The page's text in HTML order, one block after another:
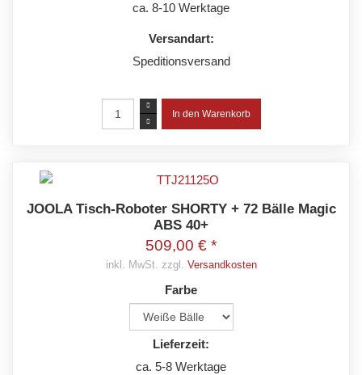
ca. 8-10 Werktage
Versandart:
Speditionsversand
JOOLA Tisch-Roboter SHORTY + 72 Bälle Magic
ABS 40+
509,00 € *
inkl. MwSt. zzgl. Versandkosten
Farbe
Lieferzeit:
ca. 5-8 Werktage